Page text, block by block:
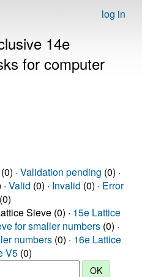
log in
14e
for computer
· Validation pending (0) ·
Valid (0) · Invalid (0) · Error
(0)
Sieve (0) · 15e Lattice
for smaller numbers (0) ·
numbers (0) · 16e Lattice
V5 (0)